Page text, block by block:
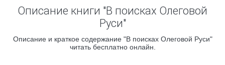
Описание книги "В поисках Олеговой
Руси"
Описание и краткое содержание "В поисках Олеговой Руси"
читать бесплатно онлайн.